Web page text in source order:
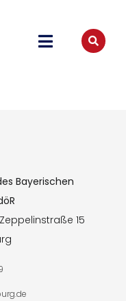
Bayerischen
Zeppelinstraße 15